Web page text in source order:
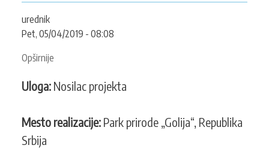
urednik
Pet, 05/04/2019 - 08:08
Opširnije
stručnih
osnovnu
Uloga: Nosilac projekta
Mesto realizacije: Park prirode „Golija“, Republika
Srbija